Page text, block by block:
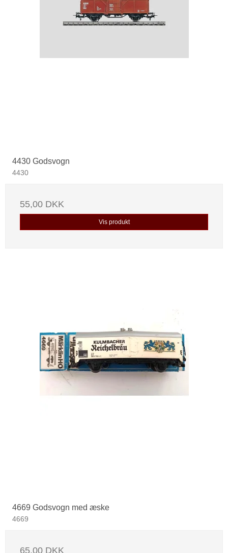
4430 Godsvogn
4430
55,00 DKK
Vis produkt
4669 Godsvogn med æske
4669
65,00 DKK